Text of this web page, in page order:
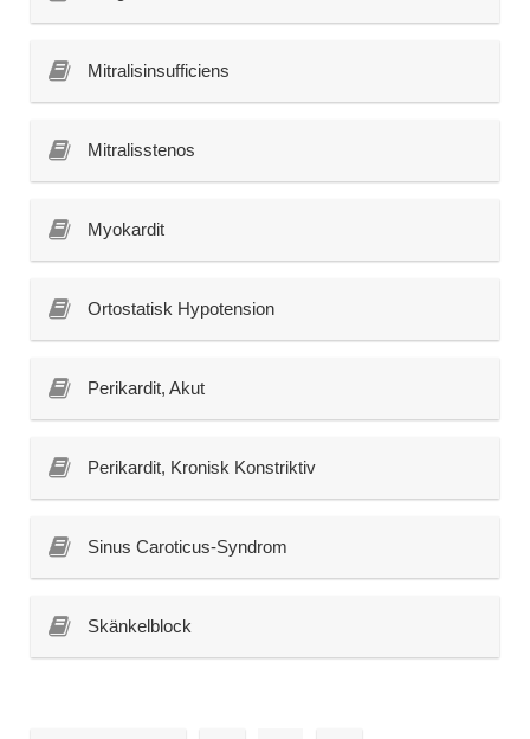
Mitralisinsufficiens
Mitralisstenos
Myokardit
Ortostatisk Hypotension
Perikardit, Akut
Perikardit, Kronisk Konstriktiv
Sinus Caroticus-Syndrom
Skänkelblock